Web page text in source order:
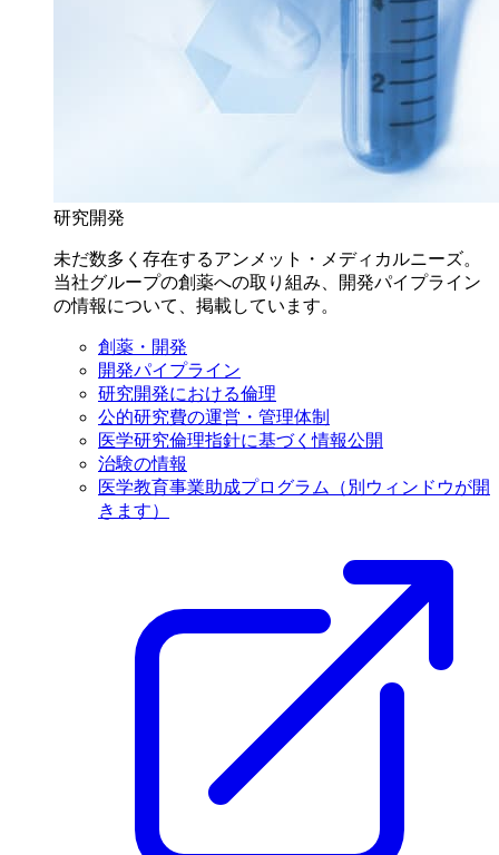
研究開発
未だ数多く存在するアンメット・メディカルニーズ。
当社グループの創薬への取り組み、開発パイプライン
の情報について、掲載しています。
創薬・開発
開発パイプライン
研究開発における倫理
公的研究費の運営・管理体制
医学研究倫理指針に基づく情報公開
治験の情報
医学教育事業助成プログラム
（別ウィンドウが開
きます）